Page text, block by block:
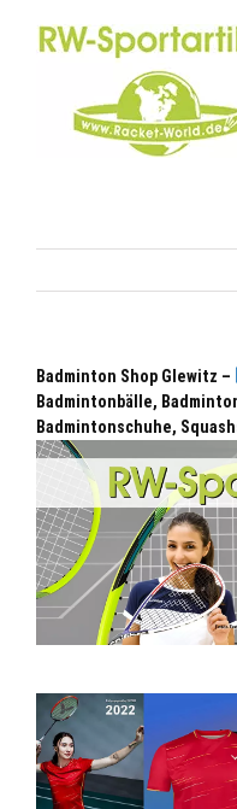
Badminton Shop Glewitz –
Badmintonbälle,
Badmintonschuhe,